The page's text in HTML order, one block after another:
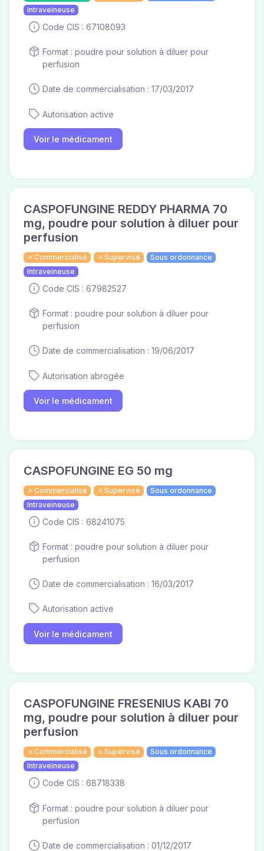
Intraveineuse
Code CIS : 67108093
Format : poudre pour solution à diluer pour
perfusion
Date de commercialisation : 17/03/2017
Autorisation active
Voir le médicament
CASPOFUNGINE REDDY PHARMA 70
mg, poudre pour solution à diluer pour
perfusion
Commercialisé Supervisé
Sous ordonnance
Intraveineuse
Code CIS : 67982527
Format : poudre pour solution à diluer pour
perfusion
Date de commercialisation : 19/06/2017
Autorisation abrogée
Voir le médicament
CASPOFUNGINE EG 50 mg
Commercialisé Supervisé
Sous ordonnance
Intraveineuse
Code CIS : 68241075
Format : poudre pour solution à diluer pour
perfusion
Date de commercialisation : 16/03/2017
Autorisation active
Voir le médicament
CASPOFUNGINE FRESENIUS KABI 70
mg, poudre pour solution à diluer pour
perfusion
Commercialisé Supervisé
Sous ordonnance
Intraveineuse
Code CIS : 68718338
Format : poudre pour solution à diluer pour
perfusion
Date de commercialisation : 01/12/2017